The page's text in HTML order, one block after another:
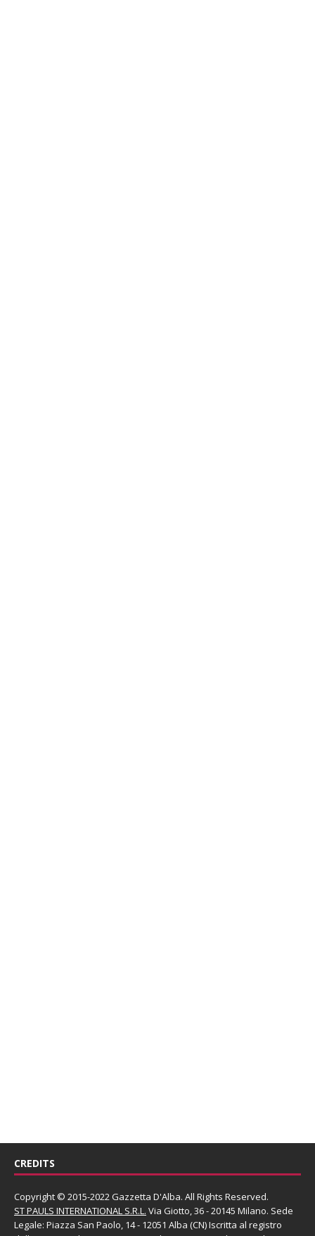
CREDITS
Copyright © 2015-2022 Gazzetta D'Alba. All Rights Reserved.
ST PAULS INTERNATIONAL S.R.L. Via Giotto, 36 - 20145 Milano. Sede
Legale: Piazza San Paolo, 14 - 12051 Alba (CN) Iscritta al registro